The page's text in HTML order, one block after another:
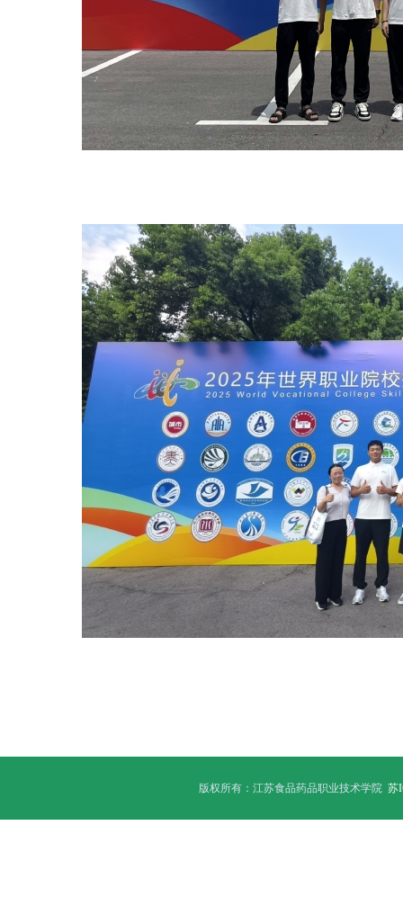
版权所有：江苏食品药品职业技术学院 苏